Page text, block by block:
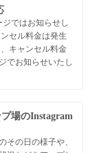
ではお知らせし
セル料金は発生
キャンセル料金
でお知らせいたし
場のInstagram
その日の様子や、